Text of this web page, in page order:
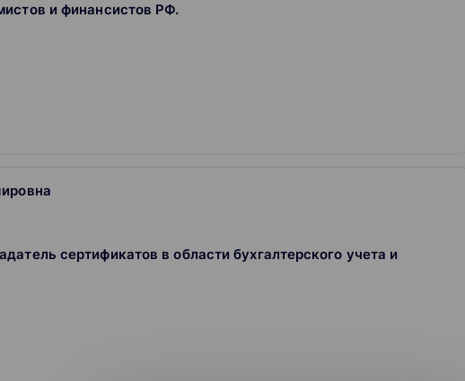
и финансистов РФ.
предприятий;
налогообложения;
поставщиков и покупателей;
юридических лиц;
в организациях крупнейших налогоплательщиков, среднего и
и оптимизация налоговых платежей;
сертификатов в области бухгалтерского учета и